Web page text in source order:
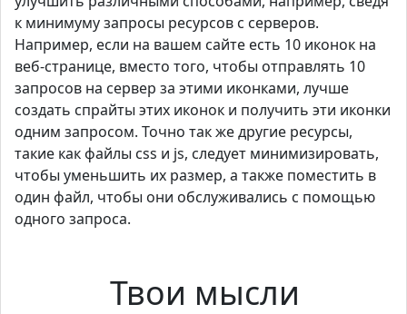
к минимуму запросы ресурсов с серверов.
Например, если на вашем сайте есть 10 иконок на
веб-странице, вместо того, чтобы отправлять 10
запросов на сервер за этими иконками, лучше
создать спрайты этих иконок и получить эти иконки
одним запросом. Точно так же другие ресурсы,
такие как файлы css и js, следует минимизировать,
чтобы уменьшить их размер, а также поместить в
один файл, чтобы они обслуживались с помощью
одного запроса.
Твои мысли